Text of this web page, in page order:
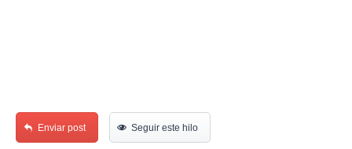
Enviar post Seguir este hilo